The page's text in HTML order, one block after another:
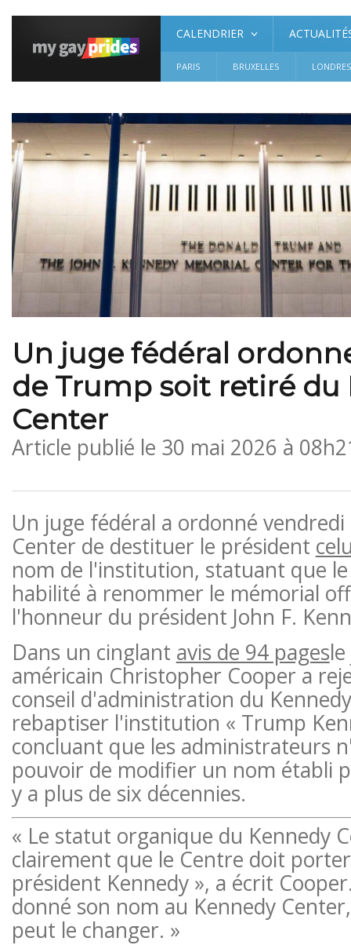
CALENDRIER
PARIS BRUXELLES LONDRES
Un juge fédéral
de Trump soit retiré du
Center
Article publié le 30 mai 2026 à
Un juge fédéral a ordonné vendredi
Center de destituer le président
nom de l'institution, statuant que le
habilité à renommer le mémorial
l'honneur du président John F.
Dans un cinglant avis de 94 pages
américain Christopher Cooper a
conseil d'administration du
rebaptiser l'institution « Trump
concluant que les administrateurs
pouvoir de modifier un nom établi
y a plus de six décennies.
« Le statut organique du Kennedy
clairement que le Centre doit
président Kennedy », a écrit
donné son nom au Kennedy
peut le changer. »